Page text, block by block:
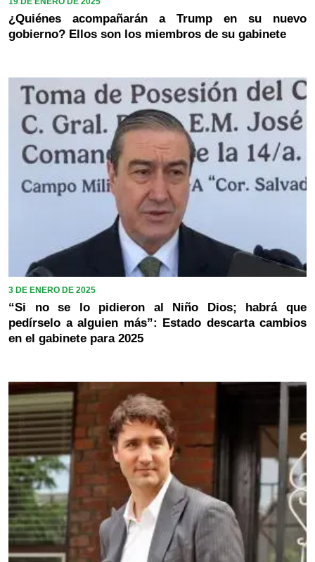
¿Quiénes acompañarán a Trump en su nuevo
gobierno? Ellos son los miembros de su gabinete
3 DE ENERO DE 2025
“Si no se lo pidieron al Niño Dios; habrá que
pedírselo a alguien más”: Estado descarta cambios
en el gabinete para 2025